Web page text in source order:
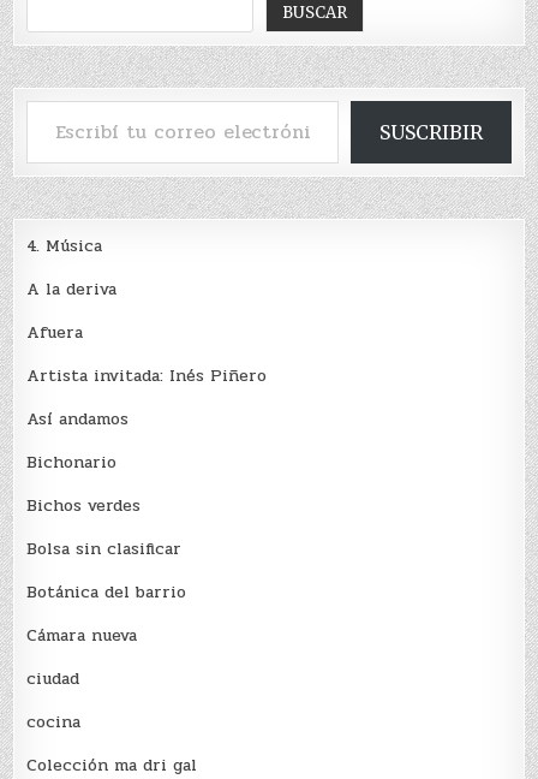
BUSCAR
Escribí tu correo electrónico…
SUSCRIBIR
4. Música
A la deriva
Afuera
Artista invitada: Inés Piñero
Así andamos
Bichonario
Bichos verdes
Bolsa sin clasificar
Botánica del barrio
Cámara nueva
ciudad
cocina
Colección ma dri gal